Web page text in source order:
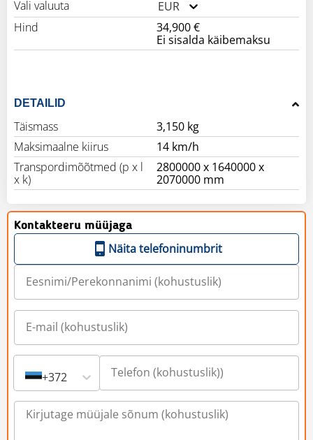
Vali valuuta
EUR
Hind
34,900 €
Ei sisalda käibemaksu
DETAILID
Täismass
3,150 kg
Maksimaalne kiirus
14 km/h
Transpordimõõtmed (p x l
x k)
2800000 x 1640000 x
2070000 mm
Kontakteeru müüjaga
Näita telefoninumbrit
+372